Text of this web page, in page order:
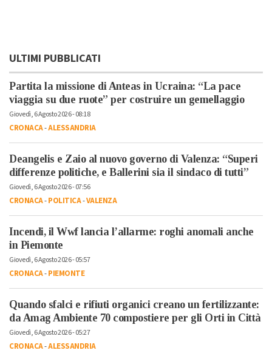
ULTIMI PUBBLICATI
Partita la missione di Anteas in Ucraina: “La pace
viaggia su due ruote” per costruire un gemellaggio
Giovedì, 6 Agosto 2026 - 08:18
CRONACA-ALESSANDRIA
Deangelis e Zaio al nuovo governo di Valenza: “Superi
differenze politiche, e Ballerini sia il sindaco di tutti”
Giovedì, 6 Agosto 2026 - 07:56
CRONACA-POLITICA-VALENZA
Incendi, il Wwf lancia l’allarme: roghi anomali anche
in Piemonte
Giovedì, 6 Agosto 2026 - 05:57
CRONACA-PIEMONTE
Quando sfalci e rifiuti organici creano un fertilizzante:
da Amag Ambiente 70 compostiere per gli Orti in Città
Giovedì, 6 Agosto 2026 - 05:27
CRONACA-ALESSANDRIA